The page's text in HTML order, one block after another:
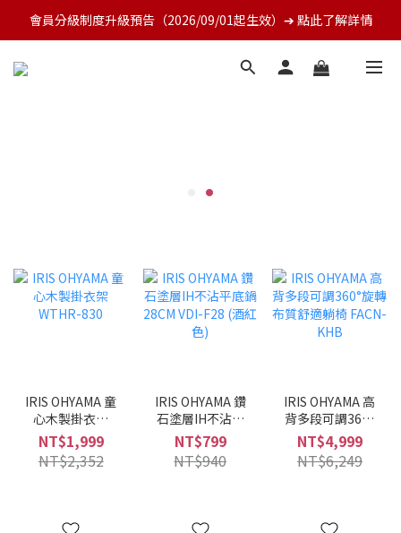
會員分級制度升級預告（2026/09/01起生效）➔ 點此了解詳情
IRIS OHYAMA 童
心木製掛衣架
WTHR-830
NT$1,999
NT$2,352
IRIS OHYAMA 鑽
石塗層IH不沾平
底鍋 28CM VDI-
F28 (酒紅色)
NT$799
NT$940
IRIS OHYAMA 高
背多段可調360°
旋轉布質舒適躺
椅 FACN-KHB
NT$4,999
NT$6,249